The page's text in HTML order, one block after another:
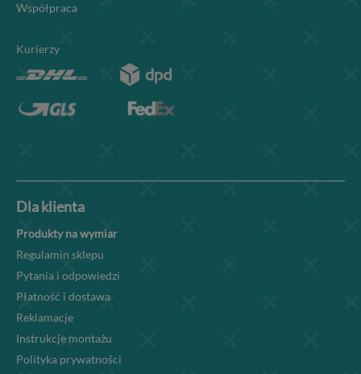
Współpraca
Kurierzy
Dla klienta
Produkty na wymiar
Regulamin sklepu
Pytania i odpowiedzi
Płatność i dostawa
Reklamacje
Instrukcje montażu
Polityka prywatności